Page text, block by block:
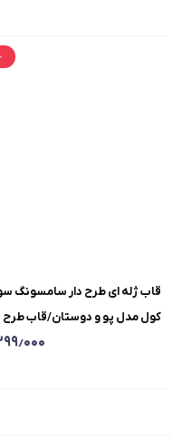
قاب ژله ای طرح دار سامسونگ
کول مدل پو و دوستان/قاب طرح